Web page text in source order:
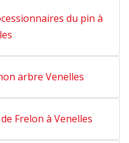
du pin à
arbre Venelles
Frelon à Venelles